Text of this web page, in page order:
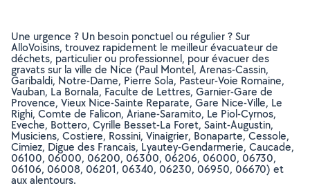
Une urgence ? Un besoin ponctuel ou régulier ? Sur
AlloVoisins, trouvez rapidement le meilleur évacuateur de
déchets, particulier ou professionnel, pour évacuer des
gravats sur la ville de Nice (Paul Montel, Arenas-Cassin,
Garibaldi, Notre-Dame, Pierre Sola, Pasteur-Voie Romaine,
Vauban, La Bornala, Faculte de Lettres, Garnier-Gare de
Provence, Vieux Nice-Sainte Reparate, Gare Nice-Ville, Le
Righi, Comte de Falicon, Ariane-Saramito, Le Piol-Cyrnos,
Eveche, Bottero, Cyrille Besset-La Foret, Saint-Augustin,
Musiciens, Costiere, Rossini, Vinaigrier, Bonaparte, Cessole,
Cimiez, Digue des Francais, Lyautey-Gendarmerie, Caucade,
06100, 06000, 06200, 06300, 06206, 06000, 06730,
06106, 06008, 06201, 06340, 06230, 06950, 06670) et
aux alentours.